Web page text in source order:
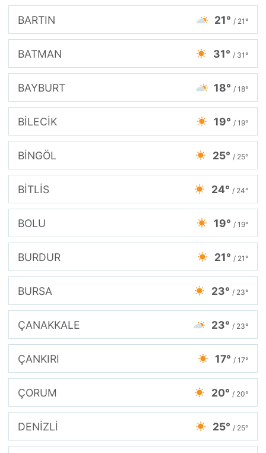
BARTIN 21° / 21°
BATMAN 31° / 31°
BAYBURT 18° / 18°
BİLECİK 19° / 19°
BİNGÖL 25° / 25°
BİTLİS 24° / 24°
BOLU 19° / 19°
BURDUR 21° / 21°
BURSA 23° / 23°
ÇANAKKALE 23° / 23°
ÇANKIRI 17° / 17°
ÇORUM 20° / 20°
DENİZLİ 25° / 25°